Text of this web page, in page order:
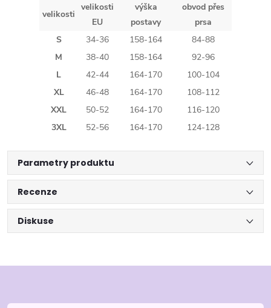
velikosti
velikosti
EU
výška
postavy
obvod přes
prsa
S
34-36 158-164
84-88
M
38-40 158-164
92-96
L
42-44 164-170
100-104
XL
46-48 164-170
108-112
XXL
50-52 164-170
116-120
3XL
52-56 164-170 124-128
Parametry produktu
Recenze
Diskuse